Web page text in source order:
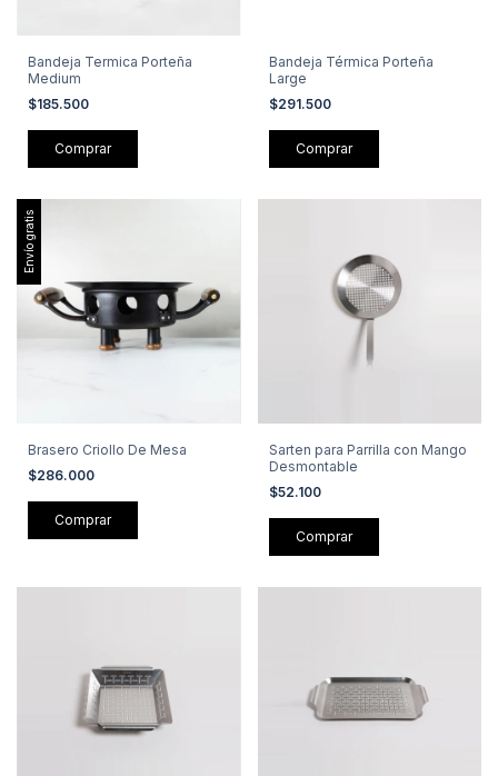
Bandeja Termica Porteña
Medium
$185.500
Bandeja Térmica Porteña
Large
$291.500
Envío gratis
Brasero Criollo De Mesa
$286.000
Sarten para Parrilla con Mango
Desmontable
$52.100